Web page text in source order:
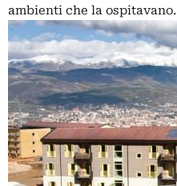
ambienti che la ospitavano.